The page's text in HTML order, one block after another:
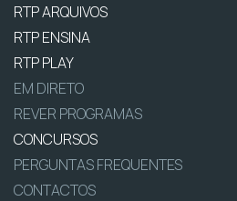
RTP ARQUIVOS
RTP ENSINA
RTP PLAY
EM DIRETO
REVER PROGRAMAS
CONCURSOS
PERGUNTAS FREQUENTES
CONTACTOS